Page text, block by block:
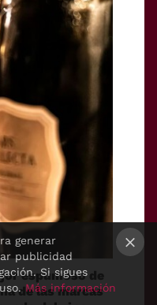
espumoso de
de las marcas
generar
publicidad
Si sigues
Más información